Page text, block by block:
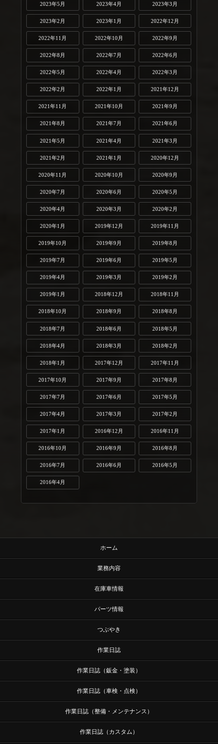
2023年5月 2023年4月 2023年3月
2023年2月 2023年1月 2022年12月
2022年11月 2022年10月 2022年9月
2022年8月 2022年7月 2022年6月
2022年5月 2022年4月 2022年3月
2022年2月 2022年1月 2021年12月
2021年11月 2021年10月 2021年9月
2021年8月 2021年7月 2021年6月
2021年5月 2021年4月 2021年3月
2021年2月 2021年1月 2020年12月
2020年11月 2020年10月 2020年9月
2020年7月 2020年6月 2020年5月
2020年4月 2020年3月 2020年2月
2020年1月 2019年12月 2019年11月
2019年10月 2019年9月 2019年8月
2019年7月 2019年6月 2019年5月
2019年4月 2019年3月 2019年2月
2019年1月 2018年12月 2018年11月
2018年10月 2018年9月 2018年8月
2018年7月 2018年6月 2018年5月
2018年4月 2018年3月 2018年2月
2018年1月 2017年12月 2017年11月
2017年10月 2017年9月 2017年8月
2017年7月 2017年6月 2017年5月
2017年4月 2017年3月 2017年2月
2017年1月 2016年12月 2016年11月
2016年10月 2016年9月 2016年8月
2016年7月 2016年6月 2016年5月
2016年4月
ホーム
業務内容
在庫車情報
パーツ情報
つぶやき
作業日誌
作業日誌（鈑金・塗装）
作業日誌（車検・点検）
作業日誌（整備・メンテナンス）
作業日誌（カスタム）